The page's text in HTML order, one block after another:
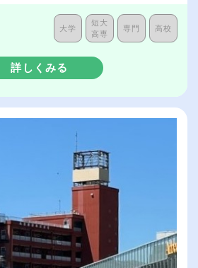
大学
短大
高専
専門 高校
詳しくみる